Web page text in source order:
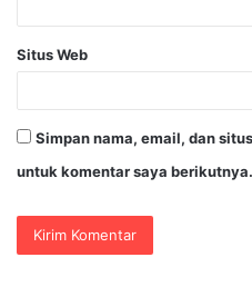
Situs Web
Simpan nama, email, dan
untuk komentar saya berikutnya.